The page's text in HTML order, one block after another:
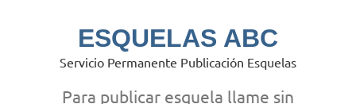
ESQUELAS ABC
Servicio Permanente Publicación Esquelas
Para publicar esquela llame sin